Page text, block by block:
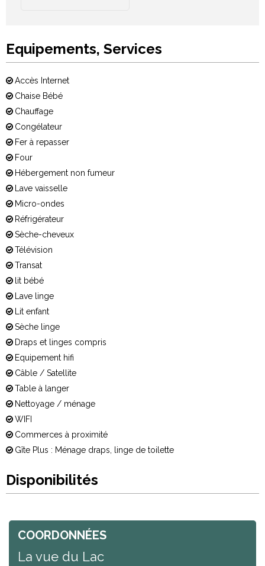
Equipements, Services
Accès Internet
Chaise Bébé
Chauffage
Congélateur
Fer à repasser
Four
Hébergement non fumeur
Lave vaisselle
Micro-ondes
Réfrigérateur
Sèche-cheveux
Télévision
Transat
lit bébé
Lave linge
Lit enfant
Sèche linge
Draps et linges compris
Equipement hifi
Câble / Satellite
Table à langer
Nettoyage / ménage
WIFI
Commerces à proximité
Gîte Plus : Ménage draps, linge de toilette
Disponibilités
COORDONNÉES
La vue du Lac